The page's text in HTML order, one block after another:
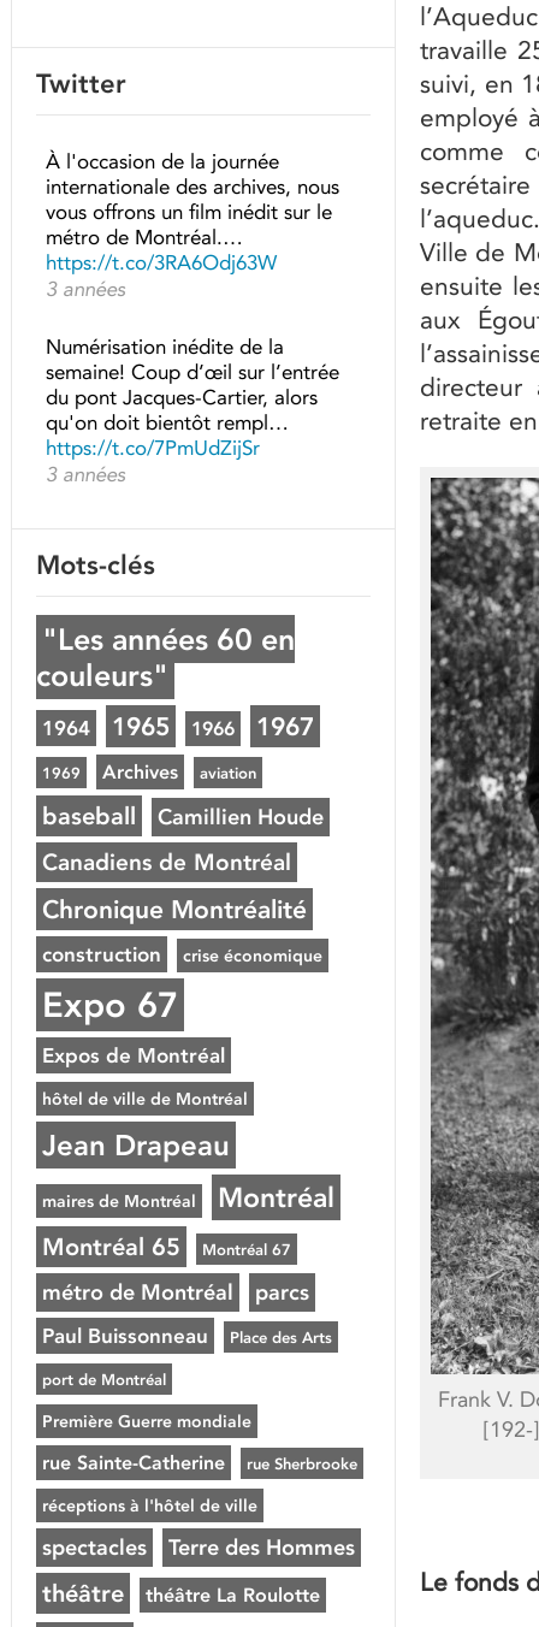
travaille
suivi, en
employé
comme
Ville de
ensuite
aux
directeur
retraite
Frank V.
[192-
Le fonds
Twitter
À l'occasion de la journée
internationale des archives, nous
vous offrons un film inédit sur le
métro de Montréal.…
https://t.co/3RA6Odj63W
3 années
Numérisation inédite de la
semaine! Coup d’œil sur l’entrée
du pont Jacques-Cartier, alors
qu'on doit bientôt rempl…
https://t.co/7PmUdZijSr
3 années
Mots-clés
"Les années 60 en
couleurs"
1964 1965 1966 1967
1969 Archives aviation
baseball Camillien Houde
Canadiens de Montréal
Chronique Montréalité
construction crise économique
Expo 67
Expos de Montréal
hôtel de ville de Montréal
Jean Drapeau
maires de Montréal Montréal
Montréal 65 Montréal 67
métro de Montréal parcs
Paul Buissonneau Place des Arts
port de Montréal
Première Guerre mondiale
rue Sainte-Catherine rue Sherbrooke
réceptions à l'hôtel de ville
spectacles Terre des Hommes
théâtre théâtre La Roulotte